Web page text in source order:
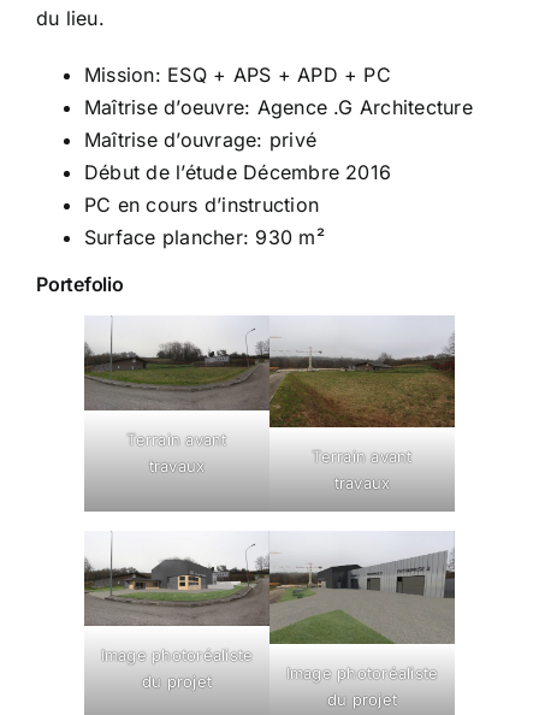
du lieu.
Mission: ESQ + APS + APD + PC
Maîtrise d’oeuvre: Agence .G Architecture
Maîtrise d’ouvrage: privé
Début de l’étude Décembre 2016
PC en cours d’instruction
Surface plancher: 930 m²
Portefolio
Terrain avant
travaux
Terrain avant
travaux
Image photoréaliste
du projet
Image photoréaliste
du projet